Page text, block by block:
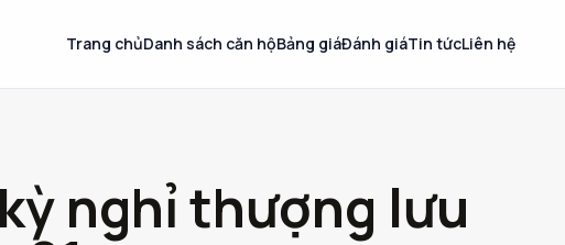
Trang chủDanh sách căn hộBảng giáĐánh giáTin tứcLiên hệ
nghỉ thượng lưu